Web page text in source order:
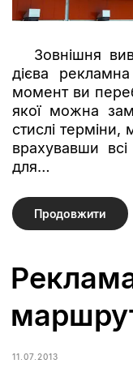
Зовнішня
дієва
момент ви
якої можна
стислі терміни,
врахувавши
для…
Продовжити
11.07.2013